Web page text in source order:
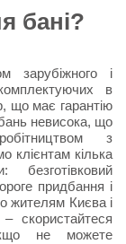
бані?
і
в
що має гарантію
невисока, що
з
клієнтам кілька
безготівковий
придбання і
жителям Києва і
скористайтеся
не можете